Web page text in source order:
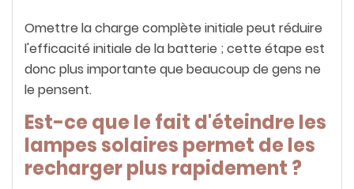
Omettre la charge complète initiale peut réduire
l'efficacité initiale de la batterie ; cette étape est
donc plus importante que beaucoup de gens ne
le pensent.
Est-ce que le fait d'éteindre les
lampes solaires permet de les
recharger plus rapidement ?